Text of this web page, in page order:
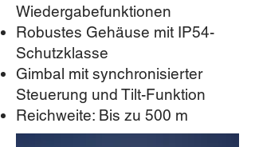
Wiedergabefunktionen
Robustes Gehäuse mit IP54-
Schutzklasse
Gimbal mit synchronisierter
Steuerung und Tilt-Funktion
Reichweite: Bis zu 500 m